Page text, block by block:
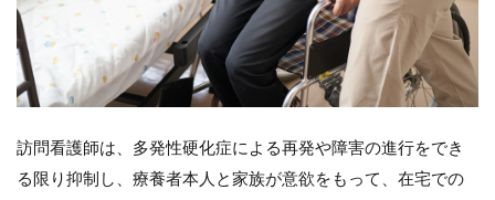
訪問看護師は、多発性硬化症による再発や障害の進行をでき
る限り抑制し、療養者本人と家族が意欲をもって、在宅での